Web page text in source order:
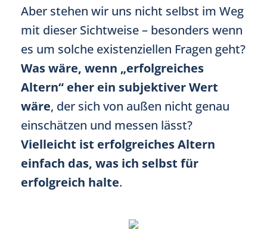
Aber stehen wir uns nicht selbst im Weg
mit dieser Sichtweise – besonders wenn
es um solche existenziellen Fragen geht?
Was wäre, wenn „erfolgreiches
Altern“ eher ein subjektiver Wert
wäre, der sich von außen nicht genau
einschätzen und messen lässt?
Vielleicht ist erfolgreiches Altern
einfach das, was ich selbst für
erfolgreich halte.